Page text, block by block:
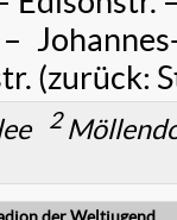
(zurück:
2